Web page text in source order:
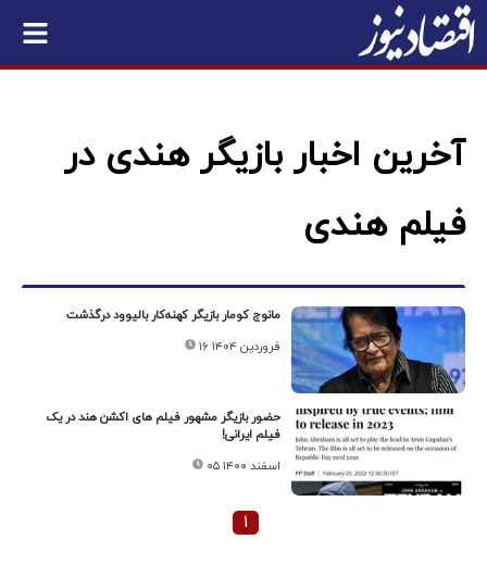
آخرین اخبار بازیگر هندی در
فیلم هندی
مانوج کومار بازیگر کهنه‌کار بالیوود درگذشت
۱۶ فروردین ۱۴۰۴
حضور بازیگر مشهور فیلم های اکشن هند در یک
فیلم ایرانی!
۰۵ اسفند ۱۴۰۰
۱